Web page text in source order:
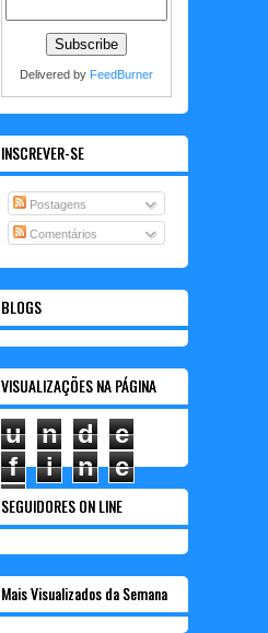
Delivered by FeedBurner
INSCREVER-SE
Postagens
Comentários
BLOGS
VISUALIZAÇÕES NA PÁGINA
u n d
e
f
i n
e
d
SEGUIDORES ON LINE
Mais Visualizados da Semana